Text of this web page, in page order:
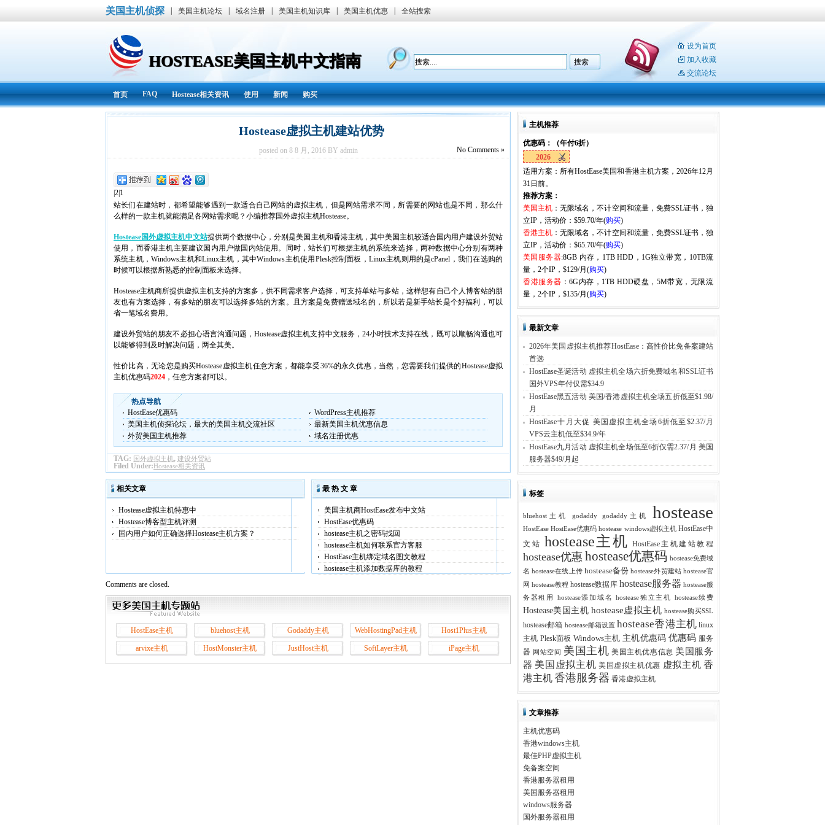
美国主机侦探 美国主机论坛 域名注册 美国主机知识库 美国主机优惠 全站搜索
HOSTEASE美国主机中文指南
设为首页
加入收藏
交流论坛
首页 FAQ Hostease相关资讯 使用 新闻 购买
Hostease虚拟主机建站优势
posted on 8 8 月, 2016 BY admin No Comments »
|2|1
站长们在建站时，都希望能够遇到一款适合自己网站的虚拟主机，但是网站需求不同，所需要的网站也是不同，那么什
么样的一款主机就能满足各网站需求呢？小编推荐国外虚拟主机Hostease。
Hostease国外虚拟主机中文站提供两个数据中心，分别是美国主机和香港主机，其中美国主机较适合国内用户建设外贸站
使用，而香港主机主要建议国内用户做国内站使用。同时，站长们可根据主机的系统来选择，两种数据中心分别有两种
系统主机，Windows主机和Linux主机，其中Windows主机使用Plesk控制面板，Linux主机则用的是cPanel，我们在选购的
时候可以根据所熟悉的控制面板来选择。
Hostease主机商所提供虚拟主机支持的方案多，供不同需求客户选择，可支持单站与多站，这样想有自己个人博客站的朋
友也有方案选择，有多站的朋友可以选择多站的方案。且方案是免费赠送域名的，所以若是新手站长是个好福利，可以
省一笔域名费用。
建设外贸站的朋友不必担心语言沟通问题，Hostease虚拟主机支持中文服务，24小时技术支持在线，既可以顺畅沟通也可
以能够得到及时解决问题，两全其美。
性价比高，无论您是购买Hostease虚拟主机任意方案，都能享受36%的永久优惠，当然，您需要我们提供的Hostease虚拟
主机优惠码2024 ，任意方案都可以。
热点导航
HostEase优惠码
WordPress主机推荐
美国主机侦探论坛，最大的美国主机交流社区
最新美国主机优惠信息
外贸美国主机推荐
域名注册优惠
TAG: 国外虚拟主机, 建设外贸站
Filed Under:Hostease相关资讯
相关文章
Hostease虚拟主机特惠中
Hostease博客型主机评测
国内用户如何正确选择Hostease主机方案？
最 热 文 章
美国主机商HostEase发布中文站
HostEase优惠码
hostease主机之密码找回
hostease主机如何联系官方客服
HostEase主机绑定域名图文教程
hostease主机添加数据库的教程
Comments are closed.
HostEase主机 bluehost主机 Godaddy主机 WebHostingPad主机 Host1Plus主机
arvixe主机 HostMonster主机 JustHost主机 SoftLayer主机 iPage主机
主机推荐
优惠码：（年付6折）
2026
适用方案：所有HostEase美国和香港主机方案，2026年12月
31日前。
推荐方案：
美国主机 ：无限域名，不计空间和流量，免费SSL证书，独
立IP，活动价：$59.70/年(购买)
香港主机 ：无限域名，不计空间和流量，免费SSL证书，独
立IP，活动价：$65.70/年(购买)
美国服务器:8GB 内存，1TB HDD，1G独立带宽，10TB流
量，2个IP，$129/月(购买)
香港服务器 ：6G内存，1TB HDD硬盘，5M带宽，无限流
量，2个IP，$135/月(购买)
最新文章
2026年美国虚拟主机推荐HostEase：高性价比免备案建站
首选
HostEase圣诞活动 虚拟主机全场六折免费域名和SSL证书
国外VPS年付仅需$34.9
HostEase黑五活动 美国/香港虚拟主机全场五折低至$1.98/
月
HostEase十月大促 美国虚拟主机全场6折低至$2.37/月
VPS云主机低至$34.9/年
HostEase九月活动 虚拟主机全场低至6折仅需2.37/月 美国
服务器$49/月起
标签
bluehost主机 godaddy godaddy主机 hostease
HostEase HostEase优惠码 hostease windows虚拟主机 HostEase中
文站 hostease主机 HostEase主机建站教程
hostease优惠 hostease优惠码 hostease免费域
名 hostease在线上传 hostease备份 hostease外贸建站 hostease官
网 hostease教程 hostease数据库 hostease服务器 hostease服
务器租用
hostease添加域名 hostease独立主机 hostease续费
Hostease美国主机 hostease虚拟主机 hostease购买SSL
hostease邮箱 hostease邮箱设置 hostease香港主机 linux
主机 Plesk面板 Windows主机 主机优惠码 优惠码 服务
器 网站空间 美国主机 美国主机优惠信息 美国服务
器 美国虚拟主机 美国虚拟主机优惠 虚拟主机 香
港主机香港服务器 香港虚拟主机
文章推荐
主机优惠码
香港windows主机
最佳PHP虚拟主机
免备案空间
香港服务器租用
美国服务器租用
windows服务器
国外服务器租用